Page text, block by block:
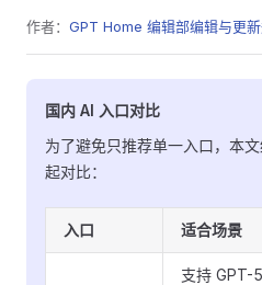
作者： GPT Home 编辑部编辑与更
国内 AI 入口对比
为了避免只推荐单一入口，本
起对比：
入口 适合场景
支持 GPT-